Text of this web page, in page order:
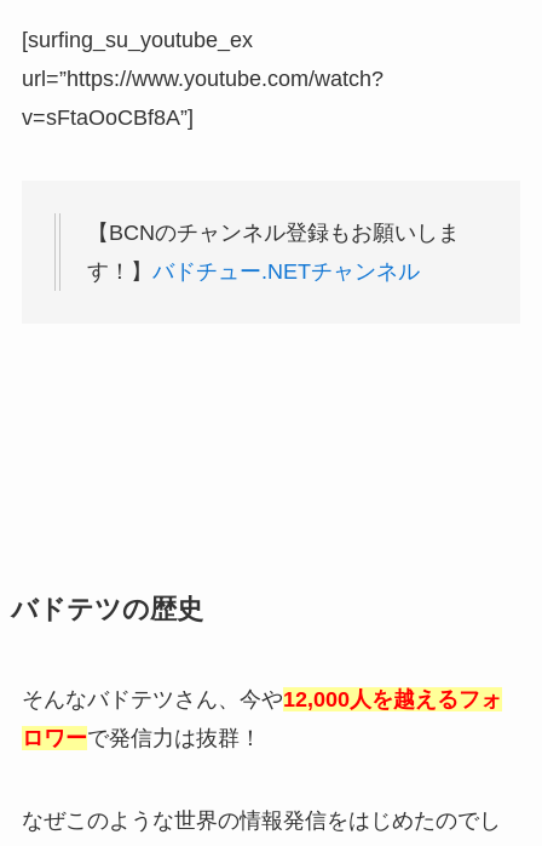
[surfing_su_youtube_ex
url=”https://www.youtube.com/watch?
v=sFtaOoCBf8A”]
【BCNのチャンネル登録もお願いしま
す！】 バドチュー.NETチャンネル
バドテツの歴史
そんなバドテツさん、今や12,000人を越えるフォ
ロワーで発信力は抜群！
なぜこのような世界の情報発信をはじめたのでし